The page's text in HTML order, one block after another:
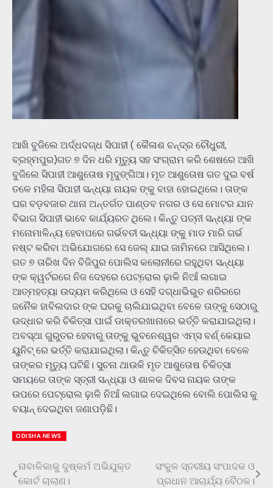
ଆଖି ବୁଜିଲେ ଅର୍ଦ୍ଧଦଗ୍ଧ ସିପାହୀ ( କୈଳାଶ ଚନ୍ଦ୍ର ଚୌଧୁରୀ,
ବ୍ରହ୍ମପୁର)ଗତ ୭ ଦିନ ଧରି ମୃତ୍ୟୁ ସହ ସଂଗ୍ରାମ କରି ଶେଷରେ ଆଖି
ବୁଜିଲେ ସିପାହୀ ଆଶୁତୋଷ ମୃଦୁଙ୍ଗିଆ। ମୃତ ଆଶୁତୋଷ ଗତ ଦୁଇ ବର୍ଷ
ତଳେ ମହିଳା ସିପାହୀ ସନ୍ଧ୍ୟା ନାୟକ ଙ୍କୁ ବାହା ହୋଇଥିଲେ। ତାଙ୍କ
ଘର ବଡ଼ବଜାର ଥାନା ଅନ୍ତର୍ଗତ ପାଣ୍ଡବ ନଗର ଓ ସେ ମୋଟର ଯାନ
ବିଭାଗ ସିପାହୀ ଭାବେ କାର୍ଯ୍ୟରତ ଥିଲେ। କିନ୍ତୁ ପତ୍ନୀ ସନ୍ଧ୍ୟା ଙ୍କ
ମନୋମାଳିନ୍ୟ ହେବାପରେ ଗର୍ଭବତୀ ସନ୍ଧ୍ୟା ଙ୍କୁ ମାଡ ମାରି ଗର୍ଭ
ନଷ୍ଟ କରିବା ଅଭିଯୋଗରେ ସେ ଜେଲ୍ ଯାଇ ଜାମିନରେ ଆସିଥିଲେ।
ଗତ ୭ ତାରିଖ ଦିନ ବିଜିପୁର ପୋଲିସ କଲୋନୀରେ ରହୁଥିବା ସନ୍ଧ୍ୟା
ଙ୍କ କ୍ୱର୍ଟରରେ ନିଜ ଦେହରେ ପେଟ୍ରୋଲ ଢ଼ାଳି ନିଆଁ ଲଗାଇ
ଆତ୍ମହତ୍ୟା ଉଦ୍ୟମ କରିଥିଲେ ଓ ସେହି ଦଗ୍ଧାଭିଭୁତ ଶରିରରେ
ଜନୈକ ହାବିଲଦାର ଙ୍କ ଘରକୁ ଚାଲିଯାଇଥିବା ବେଳେ ତାଙ୍କୁ ସେଠାରୁ
ଉଦ୍ଧାର କରି ଚିକିତ୍ସା ପାଇଁ ଡାକ୍ତରଖାନାରେ ଭର୍ତ୍ତି କରାଯାଇଥିଲା।
ଅବସ୍ଥା ଗୁରୁତର ହେବାରୁ ତାଙ୍କୁ ଭୁବନେଶ୍ୱର ଏମ୍ସ ବର୍ଣ୍ କେୟାର
ୟୁନିଟ୍ ରେ ଭର୍ତ୍ତି କରାଯାଇଥିଲା। କିନ୍ତୁ ଚିକିତ୍ସିତ ହେଉଥିବା ବେଳେ
ତାଙ୍କର ମୃତ୍ୟୁ ଘଟିଛି। ସୁଚନା ଥାଉକି ମୃତ ଆଶୁତୋଷ ଚିକିତ୍ସା
ସମୟରେ ତାଙ୍କ ସ୍ତ୍ରୀ ସନ୍ଧ୍ୟା ଓ ଶାଳକ ଦିବସ ନାୟକ ତାଙ୍କ
ଉପରେ ପେଟ୍ରୋଲ ଢ଼ାଳି ନିଆଁ ଲଗାଇ ଦେଇଥିଲେ ବୋଲି ପୋଲିସ କୁ
ବୟାନ୍ ଦେଇଥିବା ଜଣାପଡ଼ିଛି।
ODISHA NEWS
Post
ନାବାଳିକାକୁ ଦୁଷ୍କର୍ମ ଅଭିଯୁକ୍ତ
କୋର୍ଟ ଚାଲାଣ।
ସଂକୁଳ ସ୍ତରୀୟ ସଂପାଦକ ଓ
ପ୍ରଧାନ ଆଚାର୍ଯ୍ୟ ବୈଠକ।